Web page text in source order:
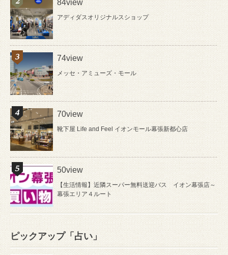
84view
アディダスオリジナルスショップ
74view
メッセ・アミューズ・モール
70view
靴下屋 Life and Feel イオンモール幕張新都心店
50view
【生活情報】近隣スーパー無料送迎バス イオン幕張店～
幕張エリア４ルート
ピックアップ「占い」